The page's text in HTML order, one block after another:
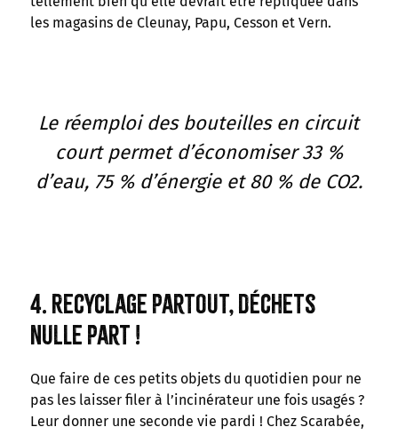
les magasins de Cleunay, Papu, Cesson et Vern.
Le réemploi des bouteilles en circuit
court permet d’économiser 33 %
d’eau, 75 % d’énergie et 80 % de CO2.
4. Recyclage partout, déchets
nulle part !
Que faire de ces petits objets du quotidien pour ne
pas les laisser filer à l’incinérateur une fois usagés ?
Leur donner une seconde vie pardi ! Chez Scarabée,